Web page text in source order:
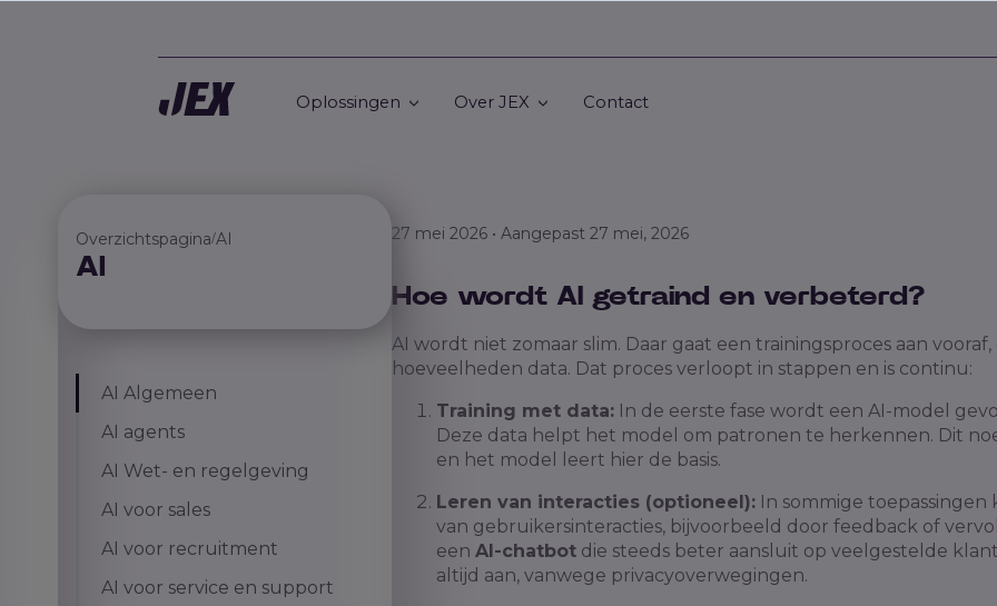
Oplossingen Over JEX Contact
Overzichtspagina/AI
AI
AI Algemeen
AI agents
AI Wet- en regelgeving
AI voor sales
AI voor recruitment
AI voor service en support
27 mei 2026 • Aangepast 27 mei, 2026
Hoe wordt AI getraind en verbeterd?
AI wordt niet zomaar slim. Daar gaat een trainingsproces aan
hoeveelheden data. Dat proces verloopt in stappen en is continu:
Training met data: In de eerste fase wordt een AI-model
Deze data helpt het model om patronen te herkennen. Dit
en het model leert hier de basis.
Leren van interacties (optioneel): In sommige
van gebruikersinteracties, bijvoorbeeld door feedback of
een AI-chatbot die steeds beter aansluit op veelgestelde
altijd aan, vanwege privacyoverwegingen.